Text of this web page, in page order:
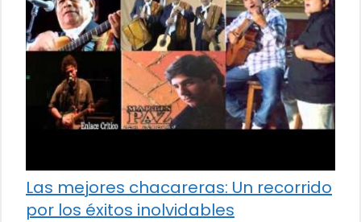
Las mejores chacareras: Un recorrido
por los éxitos inolvidables